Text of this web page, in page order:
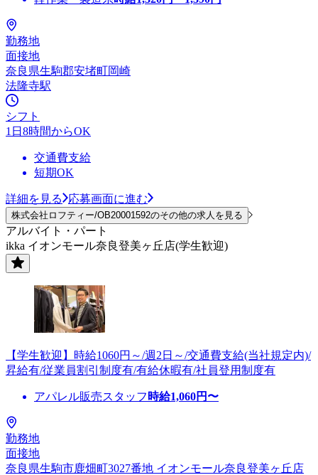
勤務地
面接地
奈良県生駒郡安堵町岡崎
法隆寺駅
シフト
1日8時間からOK
交通費支給
短期OK
詳細を見る 応募画面に進む
株式会社ロフティー/OB20001592のその他の求人を見る
アルバイト・パート
ikka イオンモール奈良登美ヶ丘店(学生歓迎)
【学生歓迎】時給1060円～/週2日～/交通費支給(当社規定内)/
昇給有/従業員割引制度有/有給休暇有/社員登用制度有
アパレル販売スタッフ 時給1,060円〜
勤務地
面接地
奈良県生駒市鹿畑町3027番地 イオンモール奈良登美ヶ丘店